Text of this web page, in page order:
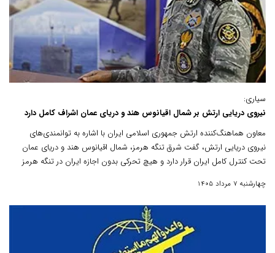
سیاری:
نیروی دریایی ارتش بر شمال اقیانوس هند و دریای عمان اشراف کامل دارد
معاون هماهنگ‌کننده ارتش جمهوری اسلامی ایران با اشاره به توانمندی‌های
نیروی دریایی ارتش، گفت شرق تنگه هرمز، شمال اقیانوس هند و دریای عمان
تحت کنترل کامل ایران قرار دارد و هیچ تحرکی بدون اجازه ایران در تنگه هرمز
چهارشنبه 7 مرداد 1405